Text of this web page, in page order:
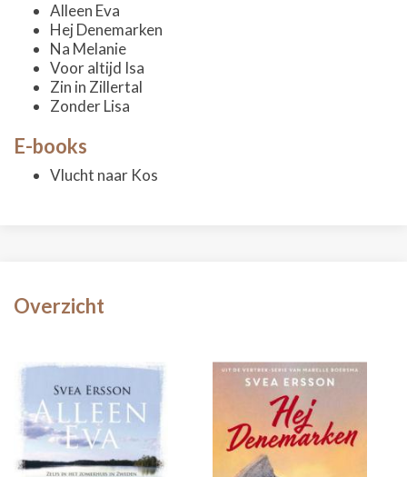
Alleen Eva
Hej Denemarken
Na Melanie
Voor altijd Isa
Zin in Zillertal
Zonder Lisa
E-books
Vlucht naar Kos
Overzicht